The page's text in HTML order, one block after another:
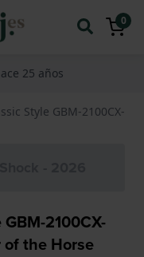
0
25 años
Style GBM-2100CX-
2100CX-
of the Horse